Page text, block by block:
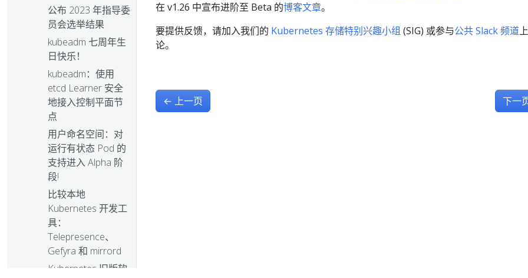
公布 2023 年指导委
员会选举结果
kubeadm 七周年生
日快乐！
kubeadm：使用
etcd Learner 安全
地接入控制平面节
点
用户命名空间：对
运行有状态 Pod 的
支持进入 Alpha 阶
段!
比较本地
Kubernetes 开发工
具：
Telepresence、
Gefyra 和 mirrord
Kubernetes 旧版软
在 v1.26 中宣布进阶至 Beta 的博客文章。
要提供反馈，请加入我们的 Kubernetes 存储特别兴趣小组 (SIG) 或参与公共 Slack 频道
论。
← 上一页 下一